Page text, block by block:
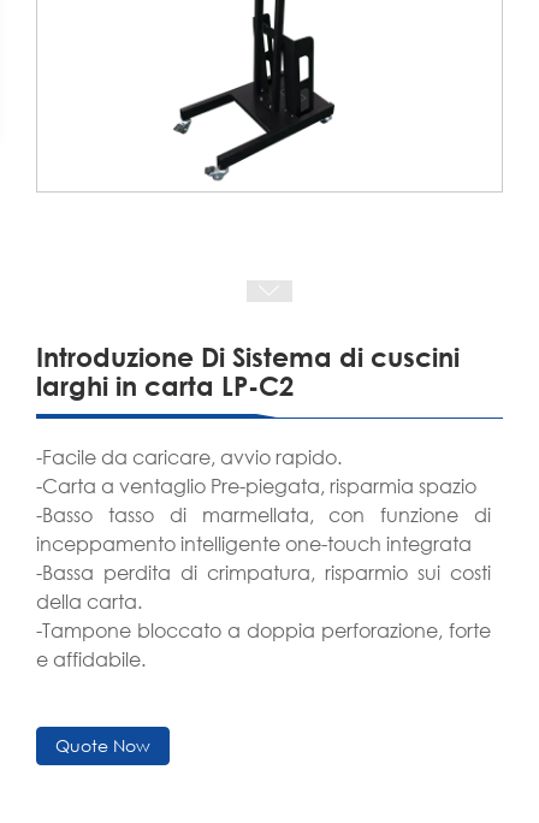
Introduzione Di Sistema di cuscini
larghi in carta LP-C2
-Facile da caricare, avvio rapido.
-Carta a ventaglio Pre-piegata, risparmia spazio
-Basso tasso di marmellata, con funzione di
inceppamento intelligente one-touch integrata
-Bassa perdita di crimpatura, risparmio sui costi
della carta.
-Tampone bloccato a doppia perforazione, forte
e affidabile.
Quote Now